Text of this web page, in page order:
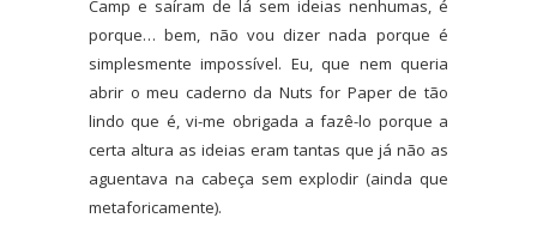
Camp e saíram de lá sem ideias nenhumas, é
porque… bem, não vou dizer nada porque é
simplesmente impossível. Eu, que nem queria
abrir o meu caderno da Nuts for Paper de tão
lindo que é, vi-me obrigada a fazê-lo porque a
certa altura as ideias eram tantas que já não as
aguentava na cabeça sem explodir (ainda que
metaforicamente).